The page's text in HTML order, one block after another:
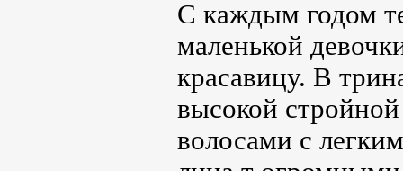
С каждым годом
маленькой
красавицу. В
высокой
волосами с